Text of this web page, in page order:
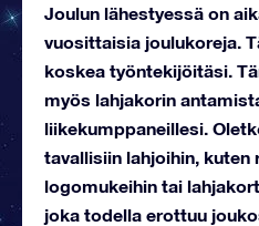
Joulun lähestyessä on
vuosittaisia joulukoreja.
koskea työntekijöitäsi.
myös lahjakorin
liikekumppaneillesi.
tavallisiin lahjoihin, kuten
logomukeihin tai
joka todella erottuu